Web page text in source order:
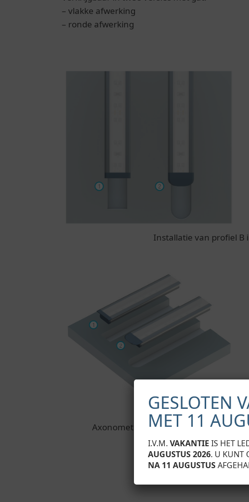
– vlakke afwerking
– ronde afwerking
Installatie van profiel B
Axonometrische projectie vóór
GESLOTEN
MET 11
I.V.M. VAKANTIE IS HET
AUGUSTUS 2026. U KUNT
NA 11 AUGUSTUS